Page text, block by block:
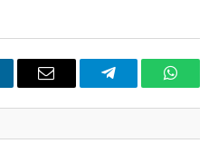
Email Telegram